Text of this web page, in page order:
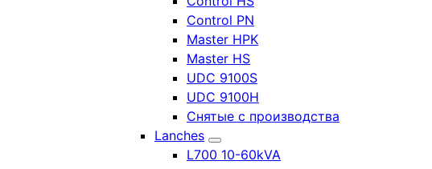
Control PN
Master HPK
Master HS
UDC 9100S
UDC 9100H
Снятые с производства
Lanches
L700 10-60kVA